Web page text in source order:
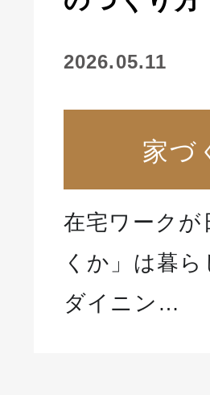
2026.05.11
家づ
在宅ワーク
くか」は暮
ダイニン…